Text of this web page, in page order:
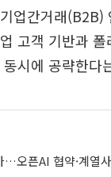
업간거래
고객 기반과
시에 공략한다
오픈AI 협약·계열